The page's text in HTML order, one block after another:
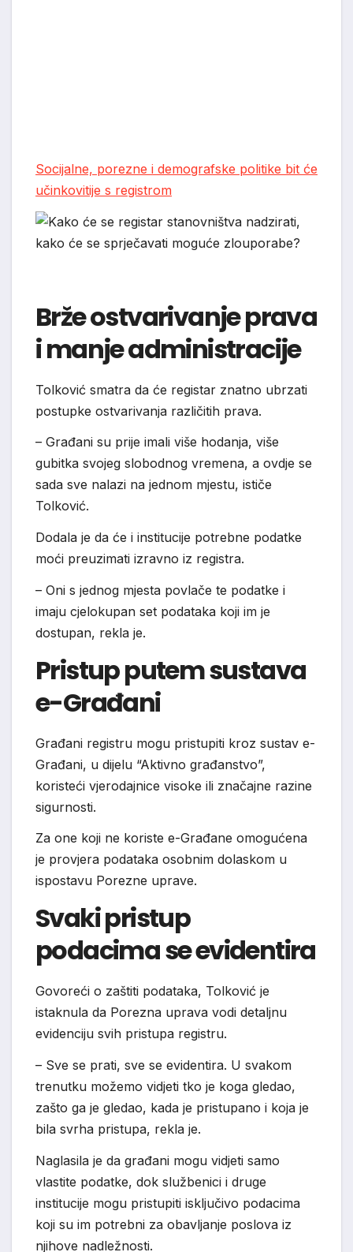
Socijalne, porezne i demografske politike bit će
učinkovitije s registrom
Brže ostvarivanje prava
i manje administracije
Tolković smatra da će registar znatno ubrzati
postupke ostvarivanja različitih prava.
– Građani su prije imali više hodanja, više
gubitka svojeg slobodnog vremena, a ovdje se
sada sve nalazi na jednom mjestu, ističe
Tolković.
Dodala je da će i institucije potrebne podatke
moći preuzimati izravno iz registra.
– Oni s jednog mjesta povlače te podatke i
imaju cjelokupan set podataka koji im je
dostupan, rekla je.
Pristup putem sustava
e-Građani
Građani registru mogu pristupiti kroz sustav e-
Građani, u dijelu “Aktivno građanstvo”,
koristeći vjerodajnice visoke ili značajne razine
sigurnosti.
Za one koji ne koriste e-Građane omogućena
je provjera podataka osobnim dolaskom u
ispostavu Porezne uprave.
Svaki pristup
podacima se evidentira
Govoreći o zaštiti podataka, Tolković je
istaknula da Porezna uprava vodi detaljnu
evidenciju svih pristupa registru.
– Sve se prati, sve se evidentira. U svakom
trenutku možemo vidjeti tko je koga gledao,
zašto ga je gledao, kada je pristupano i koja je
bila svrha pristupa, rekla je.
Naglasila je da građani mogu vidjeti samo
vlastite podatke, dok službenici i druge
institucije mogu pristupiti isključivo podacima
koji su im potrebni za obavljanje poslova iz
njihove nadležnosti.